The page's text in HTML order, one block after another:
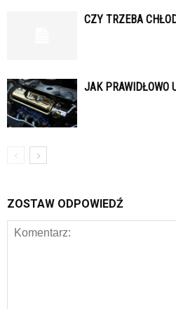
CZY TRZEBA
JAK PRAWIDŁOWO
ZOSTAW ODPOWIEDŹ